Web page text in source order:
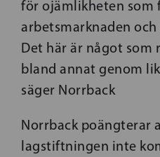
för ojämlikheten som
arbetsmarknaden
Det här är något
bland annat genom
säger Norrback
Norrback poängterar
lagstiftningen inte